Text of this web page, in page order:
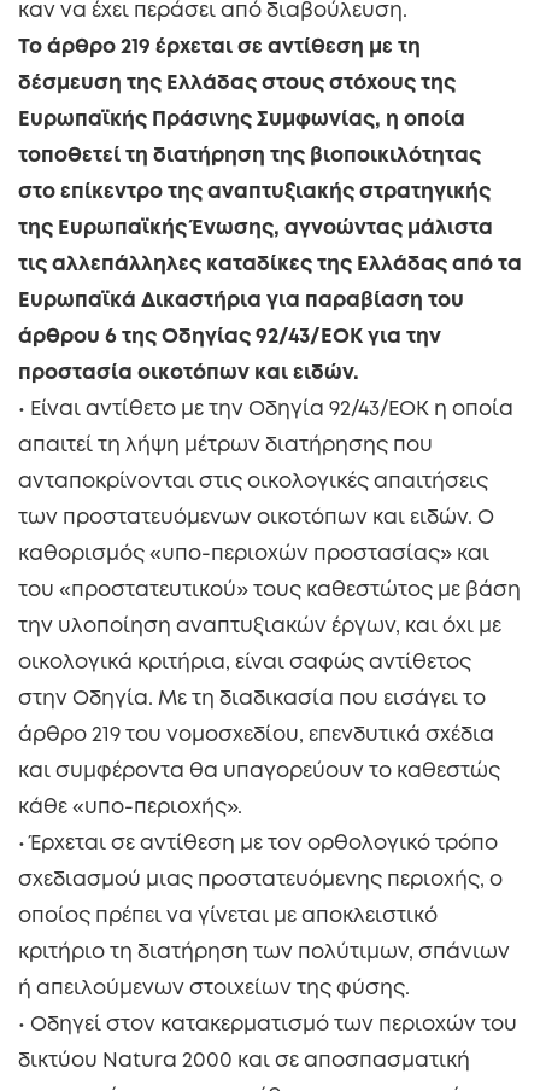
καν να έχει περάσει από διαβούλευση.
Το άρθρο 219 έρχεται σε αντίθεση με τη
δέσμευση της Ελλάδας στους στόχους της
Ευρωπαϊκής Πράσινης Συμφωνίας, η οποία
τοποθετεί τη διατήρηση της βιοποικιλότητας
στο επίκεντρο της αναπτυξιακής στρατηγικής
της Ευρωπαϊκής Ένωσης, αγνοώντας μάλιστα
τις αλλεπάλληλες καταδίκες της Ελλάδας από τα
Ευρωπαϊκά Δικαστήρια για παραβίαση του
άρθρου 6 της Οδηγίας 92/43/ΕΟΚ για την
προστασία οικοτόπων και ειδών.
• Είναι αντίθετο με την Οδηγία 92/43/ΕΟΚ η οποία
απαιτεί τη λήψη μέτρων διατήρησης που
ανταποκρίνονται στις οικολογικές απαιτήσεις
των προστατευόμενων οικοτόπων και ειδών. Ο
καθορισμός «υπο-περιοχών προστασίας» και
του «προστατευτικού» τους καθεστώτος με βάση
την υλοποίηση αναπτυξιακών έργων, και όχι με
οικολογικά κριτήρια, είναι σαφώς αντίθετος
στην Οδηγία. Με τη διαδικασία που εισάγει το
άρθρο 219 του νομοσχεδίου, επενδυτικά σχέδια
και συμφέροντα θα υπαγορεύουν το καθεστώς
κάθε «υπο-περιοχής».
• Έρχεται σε αντίθεση με τον ορθολογικό τρόπο
σχεδιασμού μιας προστατευόμενης περιοχής, ο
οποίος πρέπει να γίνεται με αποκλειστικό
κριτήριο τη διατήρηση των πολύτιμων, σπάνιων
ή απειλούμενων στοιχείων της φύσης.
• Οδηγεί στον κατακερματισμό των περιοχών του
δικτύου Natura 2000 και σε αποσπασματική